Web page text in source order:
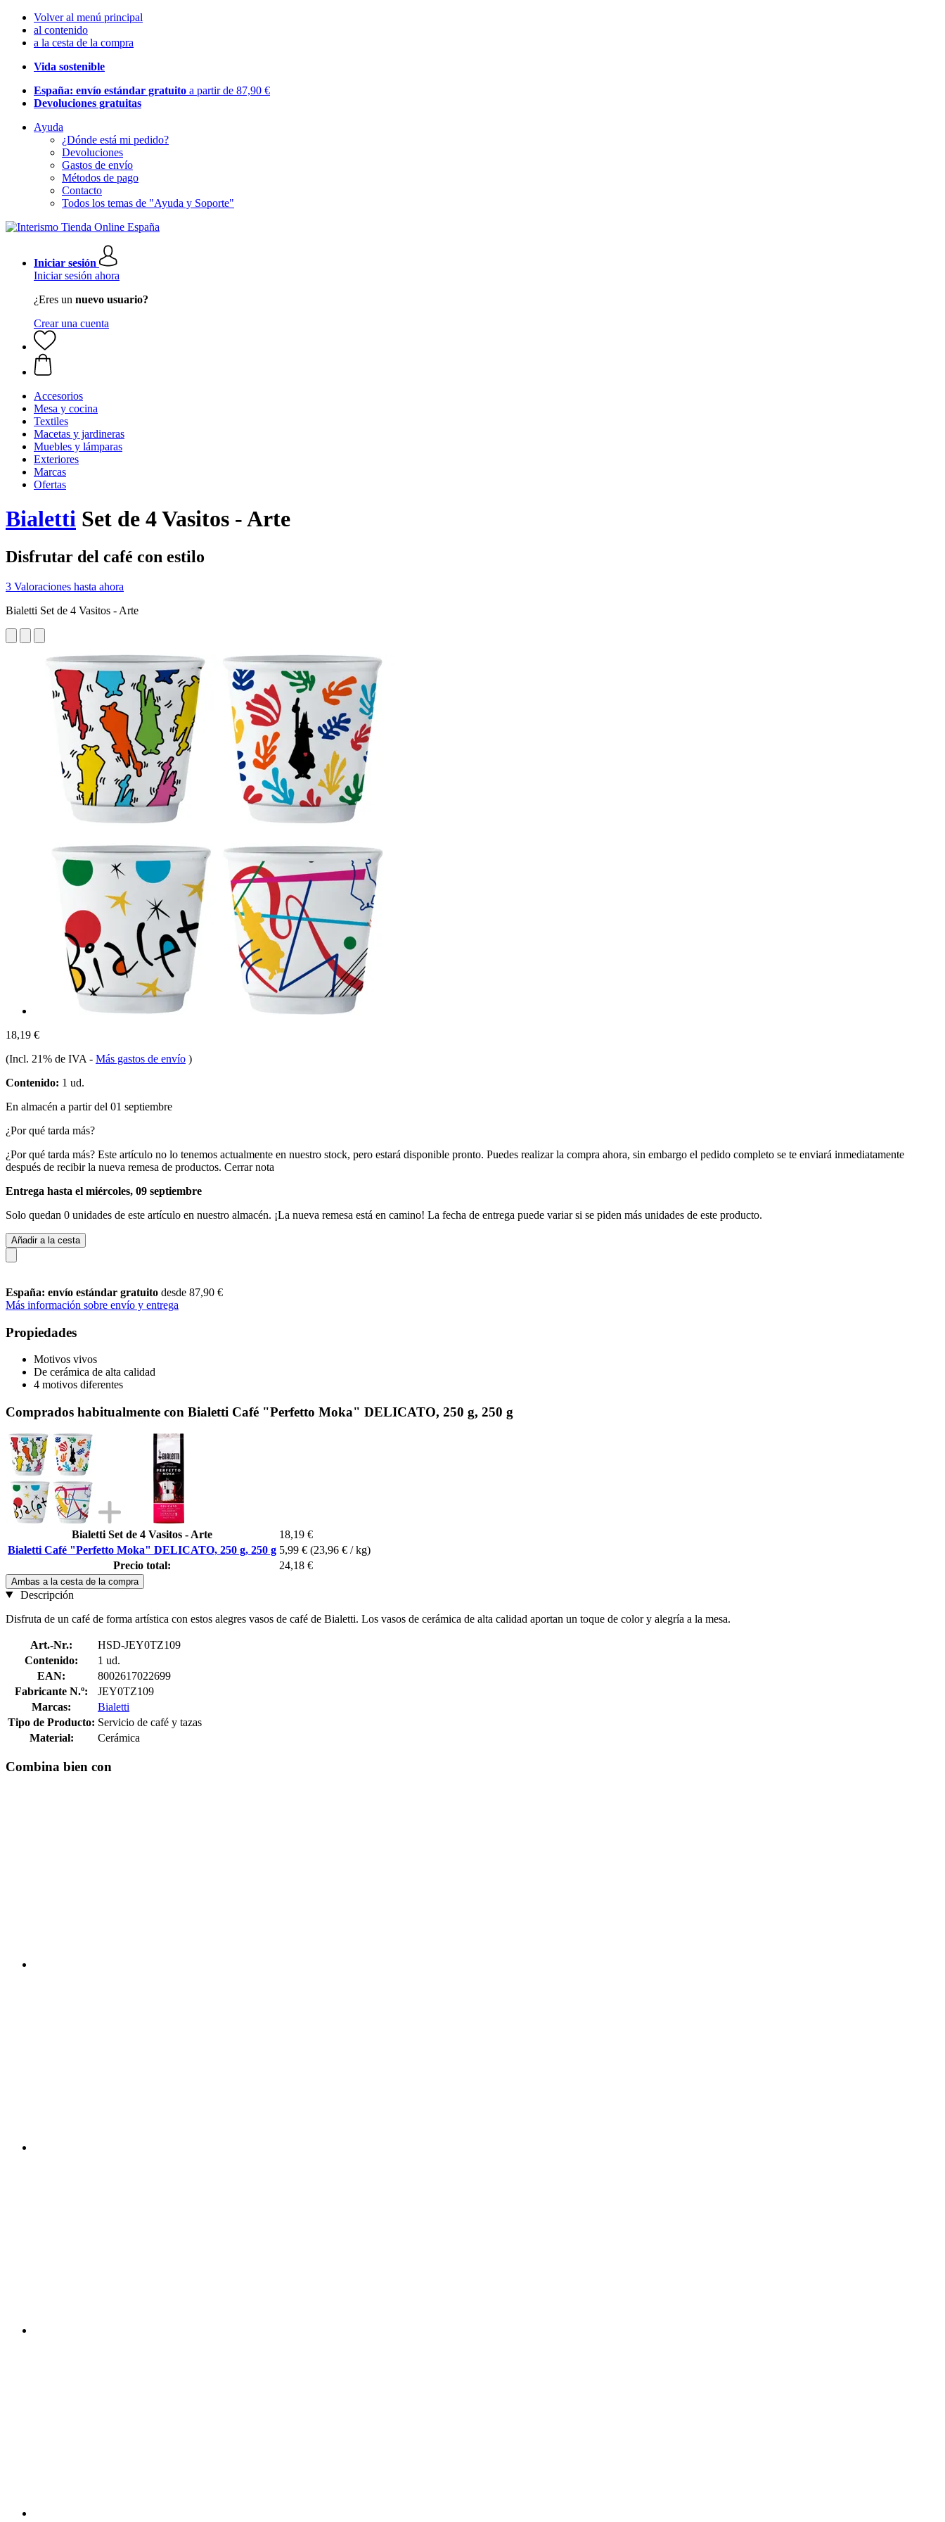
Volver al menú principal
al contenido
a la cesta de la compra
Vida sostenible
España: envío estándar gratuito a partir de 87,90 €
Devoluciones gratuitas
Ayuda
¿Dónde está mi pedido?
Devoluciones
Gastos de envío
Métodos de pago
Contacto
Todos los temas de "Ayuda y Soporte"
Iniciar sesión
Iniciar sesión ahora
¿Eres un nuevo usuario?
Crear una cuenta
Accesorios
Mesa y cocina
Textiles
Macetas y jardineras
Muebles y lámparas
Exteriores
Marcas
Ofertas
Bialetti Set de 4 Vasitos - Arte
Disfrutar del café con estilo
3 Valoraciones hasta ahora
Bialetti Set de 4 Vasitos - Arte
18,19 €
(Incl. 21% de IVA - Más gastos de envío )
Contenido: 1 ud.
En almacén a partir del 01 septiembre
¿Por qué tarda más?
¿Por qué tarda más? Este artículo no lo tenemos actualmente en nuestro stock, pero estará disponible pronto. Puedes realizar la compra ahora, sin embargo el pedido completo se te enviará inmediatamente
después de recibir la nueva remesa de productos. Cerrar nota
Entrega hasta el miércoles, 09 septiembre
Solo quedan 0 unidades de este artículo en nuestro almacén. ¡La nueva remesa está en camino! La fecha de entrega puede variar si se piden más unidades de este producto.
Añadir a la cesta
España: envío estándar gratuito desde 87,90 €
Más información sobre envío y entrega
Propiedades
Motivos vivos
De cerámica de alta calidad
4 motivos diferentes
Comprados habitualmente con Bialetti Café "Perfetto Moka" DELICATO, 250 g, 250 g
Bialetti Set de 4 Vasitos - Arte
18,19 €
Bialetti Café "Perfetto Moka" DELICATO, 250 g, 250 g 5,99 € (23,96 € / kg)
Precio total:
24,18 €
Ambas a la cesta de la compra
Descripción
Disfruta de un café de forma artística con estos alegres vasos de café de Bialetti. Los vasos de cerámica de alta calidad aportan un toque de color y alegría a la mesa.
Art.-Nr.:
HSD-JEY0TZ109
Contenido:
1 ud.
EAN:
8002617022699
Fabricante N.º:
JEY0TZ109
Marcas:
Bialetti
Tipo de Producto: Servicio de café y tazas
Material:
Cerámica
Combina bien con